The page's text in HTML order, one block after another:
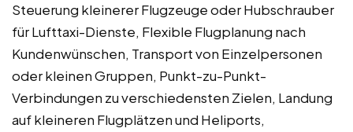
Steuerung kleinerer Flugzeuge oder Hubschrauber
für Lufttaxi-Dienste, Flexible Flugplanung nach
Kundenwünschen, Transport von Einzelpersonen
oder kleinen Gruppen, Punkt-zu-Punkt-
Verbindungen zu verschiedensten Zielen, Landung
auf kleineren Flugplätzen und Heliports,